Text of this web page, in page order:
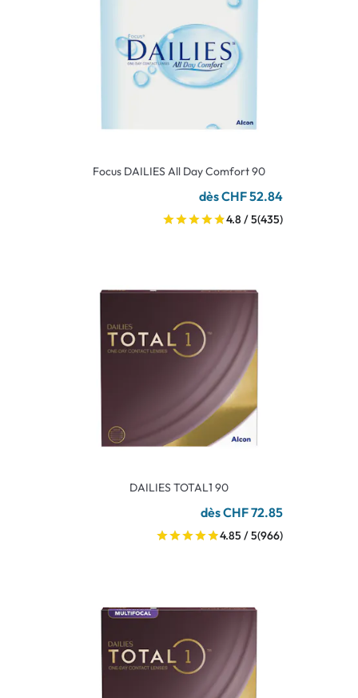
Focus DAILIES All Day Comfort 90
dès CHF 52.84
4.8 / 5(435)
DAILIES TOTAL1 90
dès CHF 72.85
4.85 / 5(966)